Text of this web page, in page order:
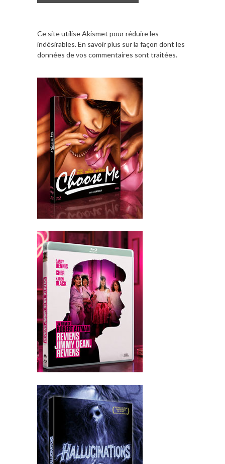
Ce site utilise Akismet pour réduire les
indésirables.En savoir plus sur la façon dont les
données de vos commentaires sont traitées.